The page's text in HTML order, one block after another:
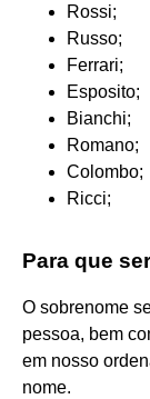
Rossi;
Russo;
Ferrari;
Esposito;
Bianchi;
Romano;
Colombo;
Ricci;
Para que
O sobrenome
pessoa, bem
em nosso
nome.